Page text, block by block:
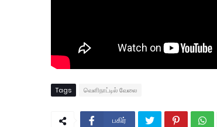
Tags வெளிநாட்டில் வேலை
பகிர்